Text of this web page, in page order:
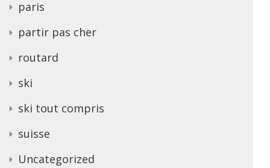
paris
partir pas cher
routard
ski
ski tout compris
suisse
Uncategorized